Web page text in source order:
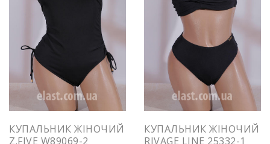
КУПАЛЬНИК ЖІНОЧИЙ
Z.FIVE W89069-2
КУПАЛЬНИК ЖІНОЧИЙ
RIVAGE LINE 25332-1